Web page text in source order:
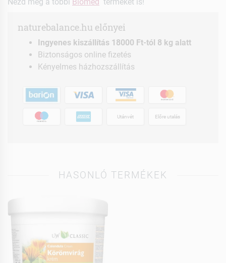
naturebalance.hu előnyei
Ingyenes kiszállítás 18000 Ft-tól 8 kg alatt
Biztonságos online fizetés
Kényelmes házhozszállítás
Utánvét Előre utalás
HASONLÓ TERMÉKEK